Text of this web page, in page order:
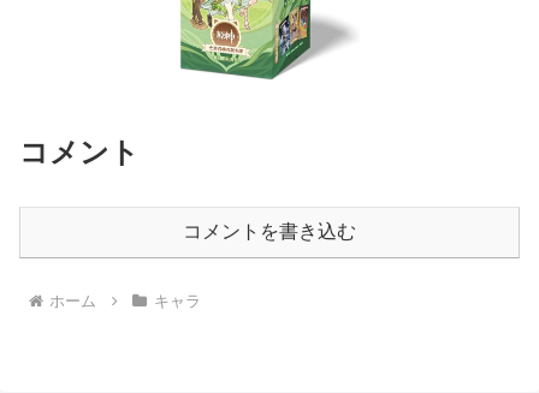
コメント
コメントを書き込む
ホーム キャラ